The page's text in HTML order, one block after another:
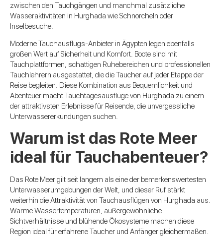
zwischen den Tauchgängen und manchmal zusätzliche
Wasseraktivitäten in Hurghada wie Schnorcheln oder
Inselbesuche.
Moderne Tauchausflugs-Anbieter in Ägypten legen ebenfalls
großen Wert auf Sicherheit und Komfort. Boote sind mit
Tauchplattformen, schattigen Ruhebereichen und professionellen
Tauchlehrern ausgestattet, die die Taucher auf jeder Etappe der
Reise begleiten. Diese Kombination aus Bequemlichkeit und
Abenteuer macht Tauchtagesausflüge von Hurghada zu einem
der attraktivsten Erlebnisse für Reisende, die unvergessliche
Unterwassererkundungen suchen.
Warum ist das Rote Meer
ideal für Tauchabenteuer?
Das Rote Meer gilt seit langem als eine der bemerkenswertesten
Unterwasserumgebungen der Welt, und dieser Ruf stärkt
weiterhin die Attraktivität von Tauchausflügen von Hurghada aus.
Warme Wassertemperaturen, außergewöhnliche
Sichtverhältnisse und blühende Ökosysteme machen diese
Region ideal für erfahrene Taucher und Anfänger gleichermaßen.